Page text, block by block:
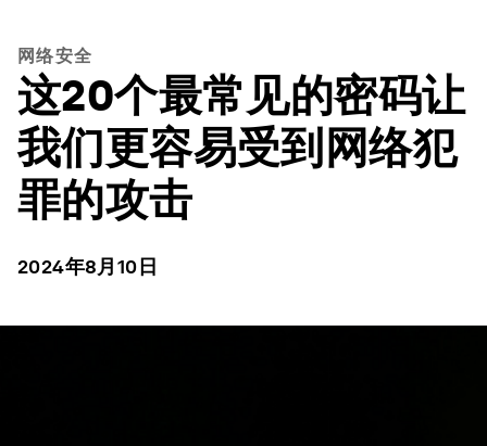
网络安全
这20个最常见的密码让
我们更容易受到网络犯
罪的攻击
2024年8月10日